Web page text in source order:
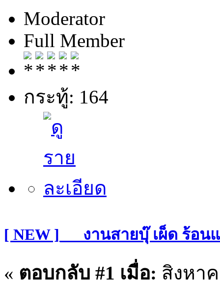
Moderator
Full Member
กระทู้: 164
[ NEW ]___งานสายบุ๊ เผ็ด ร้อ
« ตอบกลับ #1 เมื่อ: สิงหาค